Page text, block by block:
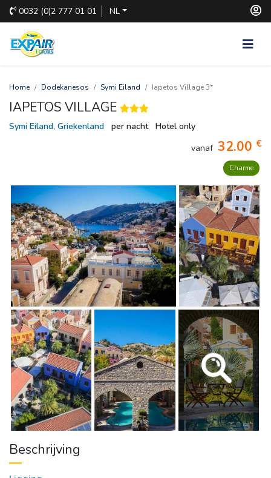
0032 (0)2 777 01 01 NL
Home Dodekanesos Symi Eiland Iapetos Village 3*
IAPETOS VILLAGE
Symi Eiland, Griekenland per nacht
Hotel only
vanaf 32.00 €
Charme
Beschrijving